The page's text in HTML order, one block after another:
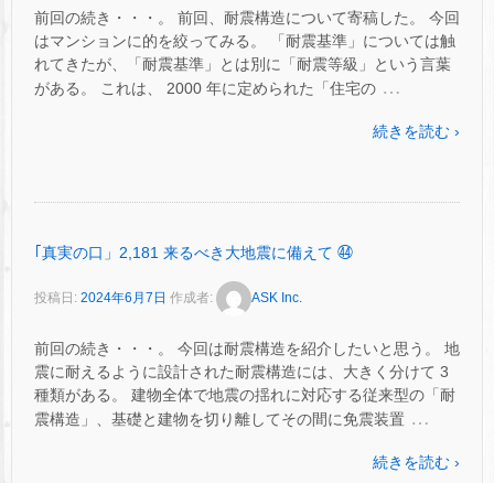
前回の続き・・・。 前回、耐震構造について寄稿した。 今回
はマンションに的を絞ってみる。 「耐震基準」については触
れてきたが、「耐震基準」とは別に「耐震等級」という言葉
がある。 これは、 2000 年に定められた「住宅の …
続きを読む ›
｢真実の口」2,181 来るべき大地震に備えて ㊹
投稿日: 2024年6月7日 作成者: ASK Inc.
前回の続き・・・。 今回は耐震構造を紹介したいと思う。 地
震に耐えるように設計された耐震構造には、大きく分けて 3
種類がある。 建物全体で地震の揺れに対応する従来型の「耐
震構造」、基礎と建物を切り離してその間に免震装置 …
続きを読む ›